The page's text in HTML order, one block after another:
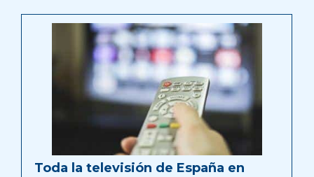
Toda la televisión de España en